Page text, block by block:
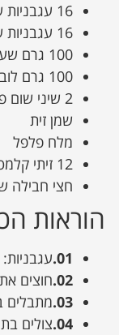
16 עגבניות שרי אדומות
16 עגבניות שרי צהובות
100 גרם שעועית רחבה
100 גרם לוביה
2 שיני שום פרוס
שמן זית
מלח פלפל
12 זיתי קלמטה
חצי חבילה
הוראות
01. עגבניות:
02. חוצים
03. מתבלים
04.